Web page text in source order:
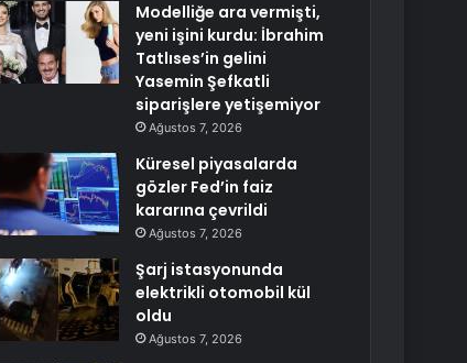
Modelliğe ara vermişti,
yeni işini kurdu: İbrahim
Tatlıses’in gelini
Yasemin Şefkatli
siparişlere yetişemiyor
Ağustos 7, 2026
Küresel piyasalarda
gözler Fed’in faiz
kararına çevrildi
Ağustos 7, 2026
Şarj istasyonunda
elektrikli otomobil kül
oldu
Ağustos 7, 2026